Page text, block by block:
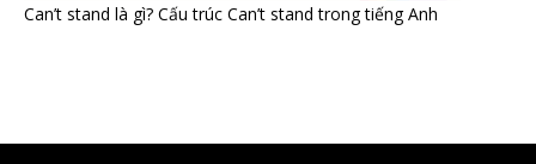
Can’t stand là gì? Cấu trúc Can’t stand trong tiếng Anh